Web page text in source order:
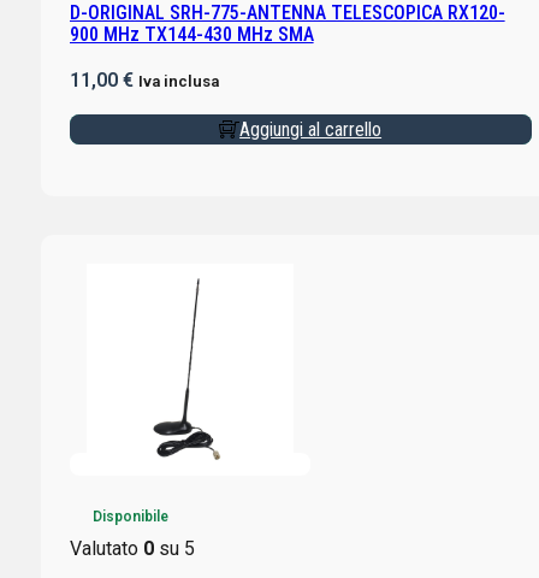
D-ORIGINAL SRH-775-ANTENNA TELESCOPICA RX120-
900 MHz TX144-430 MHz SMA
11,00 € Iva inclusa
Aggiungi al carrello
Disponibile
Valutato 0su 5